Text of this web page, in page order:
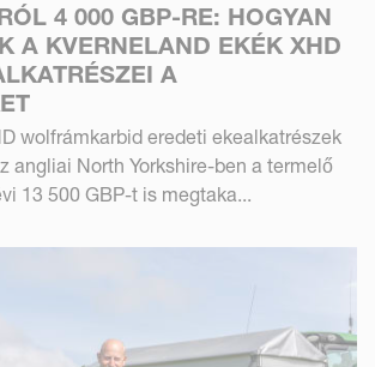
4 000 GBP-RE: HOGYAN
A KVERNELAND EKÉK XHD
A
wolfrámkarbid eredeti ekealkatrészek
angliai North Yorkshire-ben a termelő
13 500 GBP-t is megtaka...